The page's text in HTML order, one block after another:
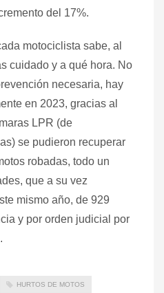
del 17%.
motociclista sabe, al
cuidado y a qué hora. No
necesaria, hay
en 2023, gracias al
LPR (de
se pudieron recuperar
robadas, todo un
que a su vez
mismo año, de 929
y por orden judicial por
HURTOS DE MOTOS